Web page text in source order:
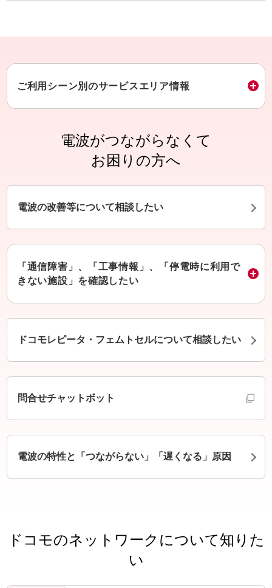
ご利用シーン別のサービスエリア情報
電波がつながらなくて
お困りの方へ
電波の改善等について相談したい
「通信障害」、「工事情報」、「停電時に利用で
きない施設」を確認したい
ドコモレピータ・フェムトセルについて相談したい
問合せチャットボット
電波の特性と「つながらない」「遅くなる」原因
ドコモのネットワークについて知りた
い